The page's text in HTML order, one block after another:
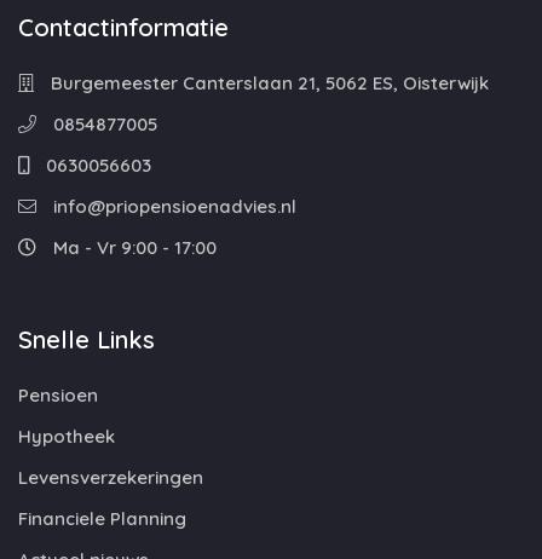
Contactinformatie
Burgemeester Canterslaan 21, 5062 ES, Oisterwijk
0854877005
0630056603
info@priopensioenadvies.nl
Ma - Vr 9:00 - 17:00
Snelle Links
Pensioen
Hypotheek
Levensverzekeringen
Financiele Planning